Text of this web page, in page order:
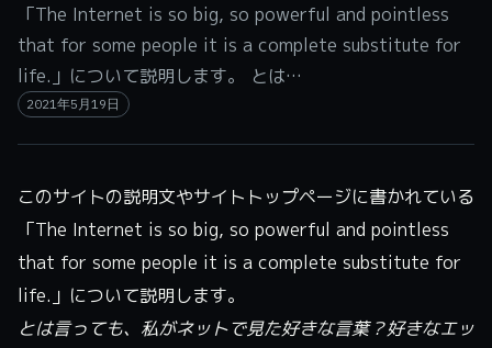
「The Internet is so big, so powerful and pointless
that for some people it is a complete substitute for
life.」について説明します。 とは…
2021年5月19日
このサイトの説明文やサイトトップページに書かれている
「The Internet is so big, so powerful and pointless
that for some people it is a complete substitute for
life.」について説明します。
とは言っても、私がネットで見た好きな言葉？好きなエッ